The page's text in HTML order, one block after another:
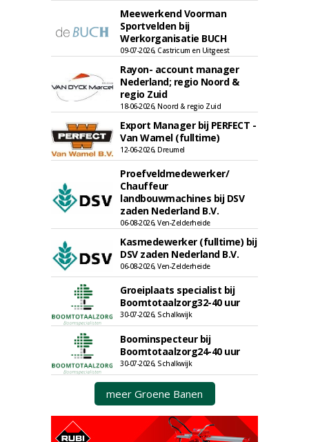
Meewerkend Voorman
Sportvelden bij
Werkorganisatie BUCH
09-07-2026, Castricum en Uitgeest
Rayon- account manager
Nederland; regio Noord &
regio Zuid
18-06-2026, Noord & regio Zuid
Export Manager bij PERFECT -
Van Wamel (fulltime)
12-06-2026, Dreumel
Proefveldmedewerker/
Chauffeur
landbouwmachines bij DSV
zaden Nederland B.V.
06-08-2026, Ven-Zelderheide
Kasmedewerker (fulltime) bij
DSV zaden Nederland B.V.
06-08-2026, Ven-Zelderheide
Groeiplaats specialist bij
Boomtotaalzorg32-40 uur
30-07-2026, Schalkwijk
Boominspecteur bij
Boomtotaalzorg24-40 uur
30-07-2026, Schalkwijk
meer Groene Banen